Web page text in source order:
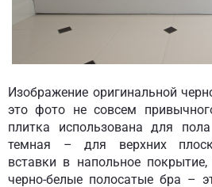
Изображение оригинальной
это фото не совсем
плитка использована для
темная – для верхних
вставки в напольное
черно-белые полосатые бра –